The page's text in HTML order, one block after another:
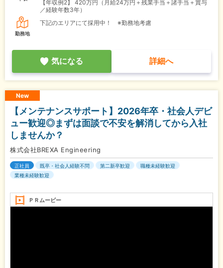
【年収例2】
420万円（月給24万円＋残業手当＋諸手当＋賞与
／経験年数3年）
勤務地
下記のエリアにて採用中！ ※勤務地考慮
気になる 詳細へ
New
【メンテナンスサポート】2026年卒・社会人デビ
ュー歓迎◎まずは面談で不安を解消してから入社
しませんか？
株式会社BREXA Engineering
正社員 既卒・社会人経験不問 第二新卒歓迎
職種未経験歓迎
業種未経験歓迎
ＰＲムービー